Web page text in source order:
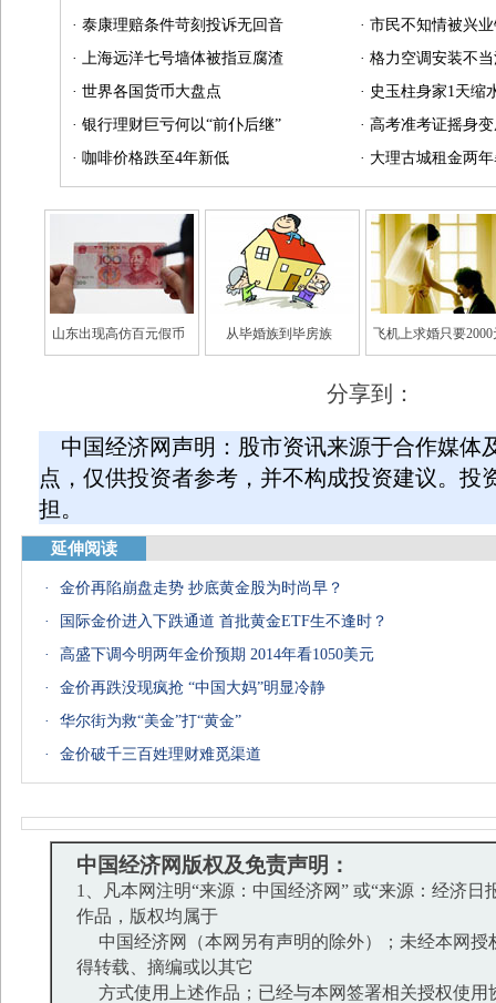
· 泰康理赔条件苛刻投诉无回音 · 市民不知情被兴
· 上海远洋七号墙体被指豆腐渣 · 格力空调安装不
· 世界各国货币大盘点 · 史玉柱身家1天缩
· 银行理财巨亏何以“前仆后继” · 高考准考证摇身
· 咖啡价格跌至4年新低 · 大理古城租金两
山东出现高仿百元假币 从毕婚族到毕房族 飞机上求婚只要2000
分享到：
中国经济网声明：股市资讯来源于合作媒体
点，仅供投资者参考，并不构成投资建议。投
担。
延伸阅读
·
金价再陷崩盘走势 抄底黄金股为时尚早？
·
国际金价进入下跌通道 首批黄金ETF生不逢时？
·
高盛下调今明两年金价预期 2014年看1050美元
·
金价再跌没现疯抢 “中国大妈”明显冷静
·
华尔街为救“美金”打“黄金”
·
金价破千三百姓理财难觅渠道
中国经济网版权及免责声明：
1、凡本网注明“来源：中国经济网” 或“来源：经济日
作品，版权均属于
中国经济网（本网另有声明的除外）；未经本网授
得转载、摘编或以其它
方式使用上述作品；已经与本网签署相关授权使用